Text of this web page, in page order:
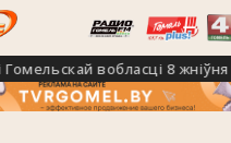
вобласці 8 жніўня